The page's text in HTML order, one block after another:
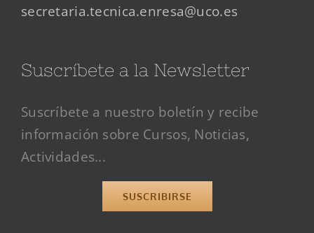
secretaria.tecnica.enresa@uco.es
Suscríbete a la Newsletter
Suscríbete a nuestro boletín y recibe
información sobre Cursos, Noticias,
Actividades...
SUSCRIBIRSE